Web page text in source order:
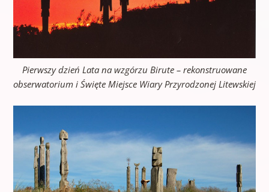
Pierwszy dzień Lata na wzgórzu Birute – rekonstruowane
obserwatorium i Święte Miejsce Wiary Przyrodzonej Litewskiej